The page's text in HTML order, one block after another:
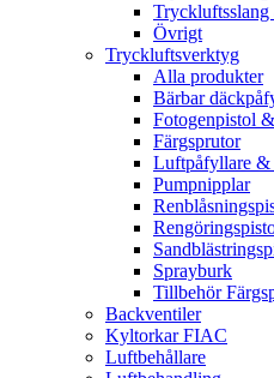
Tryckluftsslang
Övrigt
Tryckluftsverktyg
Alla produkter
Bärbar
Fotogenpistol
Färgsprutor
Luftpåfyllare &
Pumpnipplar
Sprayburk
Tillbehör
Backventiler
Kyltorkar FIAC
Luftbehållare